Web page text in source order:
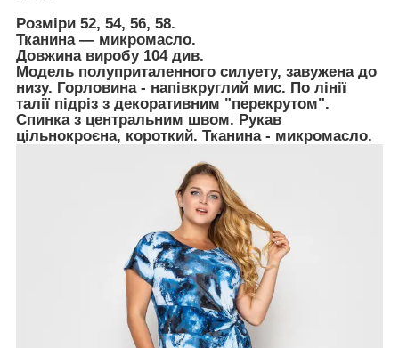
Розміри 52, 54, 56, 58.
Тканина ― микромасло.
Довжина виробу 104 див.
Модель полуприталенного силуету, завужена до
низу. Горловина - напівкруглий мис. По лінії
талії підріз з декоративним "перекрутом".
Спинка з центральним швом. Рукав
цільнокроєна, короткий. Тканина - микромасло.